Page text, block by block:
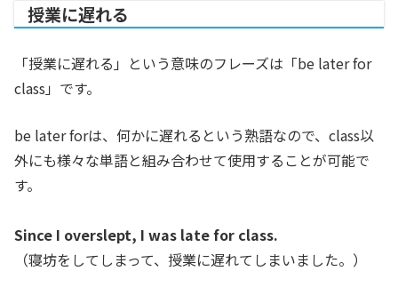
授業に遅れる
「授業に遅れる」という意味のフレーズは「be later for
class」 です。
be later forは、何かに遅れるという熟語なので、class以
外にも様々な単語と組み合わせて使用することが可能で
す。
Since I overslept, I was late for class.
（寝坊をしてしまって、授業に遅れてしまいました。）